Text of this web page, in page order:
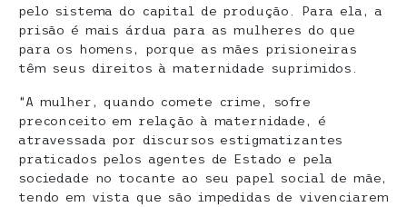
pelo sistema do capital de produção. Para ela, a
prisão é mais árdua para as mulheres do que
para os homens, porque as mães prisioneiras
têm seus direitos à maternidade suprimidos.
“A mulher, quando comete crime, sofre
preconceito em relação à maternidade, é
atravessada por discursos estigmatizantes
praticados pelos agentes de Estado e pela
sociedade no tocante ao seu papel social de mãe,
tendo em vista que são impedidas de vivenciarem